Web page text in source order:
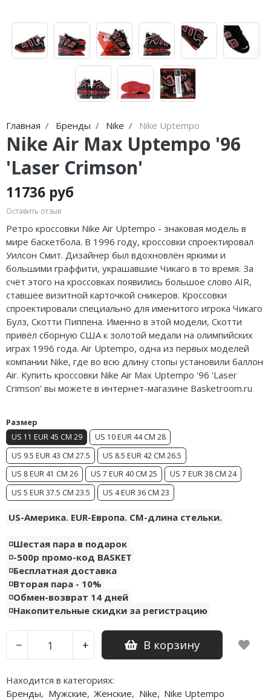
Главная Бренды Nike Nike Uptempo
Nike Air Max Uptempo '96
'Laser Crimson'
11736 руб
Оставить отзыв
Ретро кроссовки Nike Air Uptempo - знаковая модель в
мире баскетбола. В 1996 году, кроссовки спроектировал
Уилсон Смит. Дизайнер был вдохновлён яркими и
большими граффити, украшавшие Чикаго в то время. За
счёт этого на кроссовках появились большое слово AIR,
ставшее визитной карточкой сникеров. Кроссовки
спроектировали специально для именитого игрока Чикаго
Булз, Скотти Пиппена. Именно в этой модели, Скотти
привёл сборную США к золотой медали на олимпийских
играх 1996 года. Air Uptempo, одна из первых моделей
компании Nike, где во всю длину стопы установили баллон
Air. Купить кроссовки Nike Air Max Uptempo '96 'Laser
Crimson' вы можете в интернет-магазине Basketroom.ru
Размер
US 11 EUR 45 CM 29
US 10 EUR 44 CM 28
US 9.5 EUR 43 CM 27.5
US 8.5 EUR 42 CM 26.5
US 8 EUR 41 CM 26
US 7 EUR 40 CM 25
US 7 EUR 38 CM 24
US 5 EUR 37.5 CM 23.5
US 4 EUR 36 CM 23
US-Америка. EUR-Европа. CM-длина стельки.
◽️Шестая пара в подарок
◽️-500р промо-код BASKET
◽️Бесплатная доставка
◽️Вторая пара - 10%
◽️Обмен-возврат 14 дней
◽️Накопительные скидки за регистрацию
− + В корзину
Находится в категориях:
Бренды, Мужские, Женские, Nike, Nike Uptempo
Jordan Tatum
Air Jordan 312
Air Jordan 39
Air Jordan 38
Air Jordan 1
Air Jordan 3
Air Jordan 4
Air Jordan 5
Air Jordan 6
Air Jordan 7
Air Jordan 10
Air Jordan 11
Air Jordan 13
Air Jordan 14
Air Jordan 15
Air Jordan 23
adidas Samba
adidas Gazelle
adidas Handball
adidas Adistar
adidas adiFOM
adidas Dame
adidas AE
Adidas Yeezy Boost 350 V2